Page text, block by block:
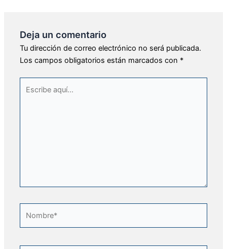
Deja un comentario
Tu dirección de correo electrónico no será publicada.
Los campos obligatorios están marcados con *
aquí...